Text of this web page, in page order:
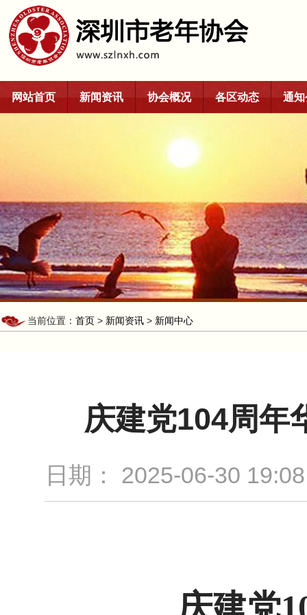
网站首页 新闻资讯 协会概况 各区动态 通
当前位置： 首页 > 新闻资讯 > 新闻中心
庆建党104周年
日期： 2025-06-30